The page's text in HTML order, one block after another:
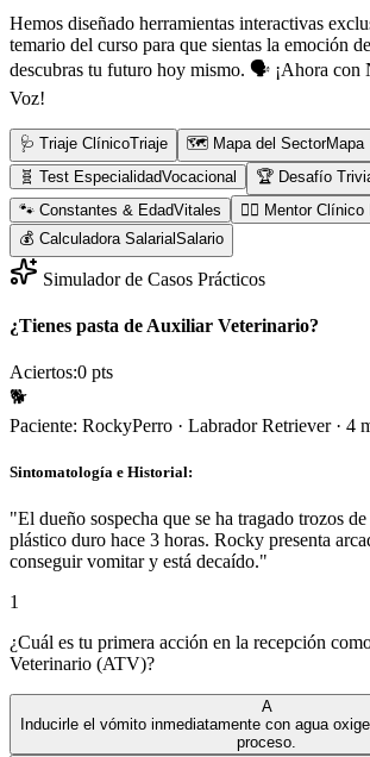
Hemos diseñado herramientas interactivas
temario del curso para que sientas la emoción
descubras tu futuro hoy mismo. 🗣️ ¡Ahora con
Voz!
🩺 Triaje ClínicoTriaje 🗺️ Mapa del SectorMapa
🧬 Test EspecialidadVocacional 🏆 Desafío
🐾 Constantes & EdadVitales 👨‍⚕️ Mentor Clínico
💰 Calculadora SalarialSalario
Simulador de Casos Prácticos
¿Tienes pasta de Auxiliar Veterinario?
Aciertos:0 pts
🐕
Paciente: RockyPerro · Labrador Retriever· 4
Sintomatología e Historial:
"El dueño sospecha que se ha tragado trozos
plástico duro hace 3 horas. Rocky presenta
conseguir vomitar y está decaído."
1
¿Cuál es tu primera acción en la recepción
Veterinario (ATV)?
A
Inducirle el vómito inmediatamente con agua
proceso.